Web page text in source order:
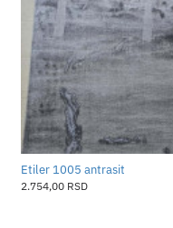
​Etiler 1005 antrasit
2.754,00 RSD